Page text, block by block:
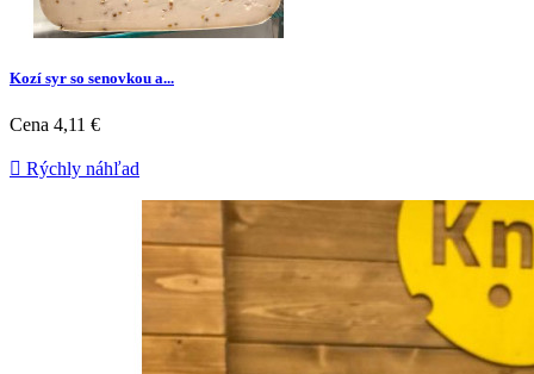
Kozí syr so senovkou a...
Cena 4,11 €
 Rýchly náhľad